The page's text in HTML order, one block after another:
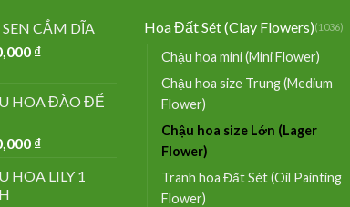
CẮM DĨA
₫
HOA ĐÀO ĐỂ
₫
HOA LILY 1
Hoa Đất Sét (Clay Flowers)(1036)
Chậu hoa mini (Mini Flower)
Chậu hoa size Trung (Medium
Flower)
Chậu hoa size Lớn (Lager
Flower)
Tranh hoa Đất Sét (Oil Painting
Flower)